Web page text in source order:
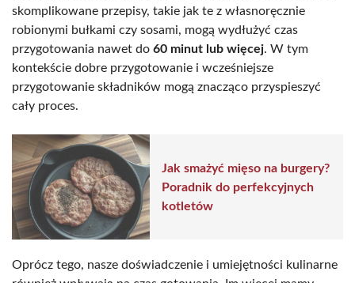
skomplikowane przepisy, takie jak te z własnoręcznie
robionymi bułkami czy sosami, mogą wydłużyć czas
przygotowania nawet do 60 minut lub więcej. W tym
kontekście dobre przygotowanie i wcześniejsze
przygotowanie składników mogą znacząco przyspieszyć
cały proces.
Jak smażyć mięso na burgery?
Poradnik do perfekcyjnych
kotletów
Oprócz tego, nasze doświadczenie i umiejętności kulinarne